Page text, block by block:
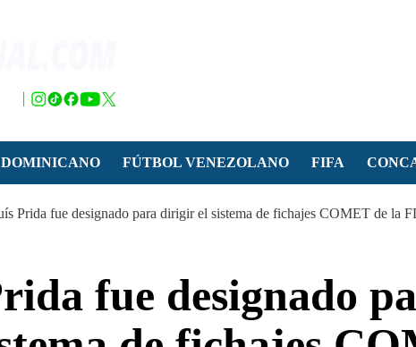
FÚTBOL VENEZOLANO FIFA
Prida fue designado para dirigir el sistema de fichajes COMET de la
fue designado